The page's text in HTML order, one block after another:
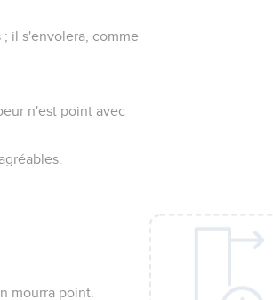
il s'envolera, comme
n'est point avec
mourra point.